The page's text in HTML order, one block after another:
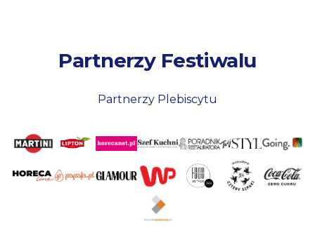
Partnerzy Festiwalu
Partnerzy Plebiscytu